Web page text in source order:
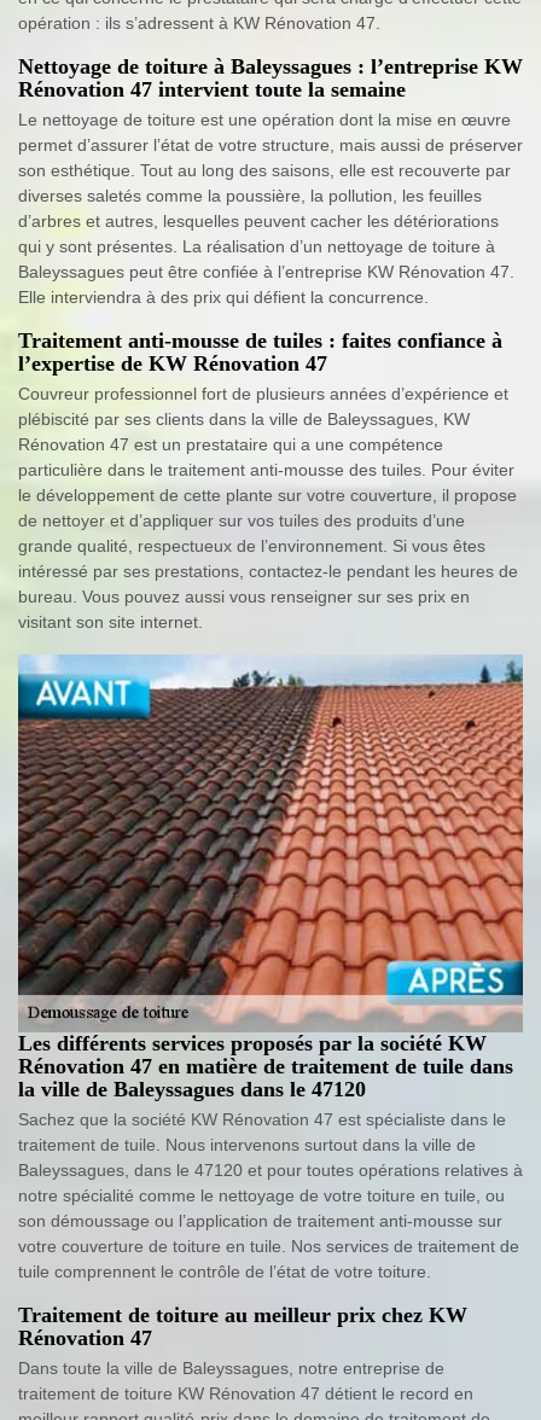
opération : ils s’adressent à KW Rénovation 47.
Nettoyage de toiture à Baleyssagues : l’entreprise KW
Rénovation 47 intervient toute la semaine
Le nettoyage de toiture est une opération dont la mise en œuvre
permet d’assurer l’état de votre structure, mais aussi de préserver
son esthétique. Tout au long des saisons, elle est recouverte par
diverses saletés comme la poussière, la pollution, les feuilles
d’arbres et autres, lesquelles peuvent cacher les détériorations
qui y sont présentes. La réalisation d’un nettoyage de toiture à
Baleyssagues peut être confiée à l’entreprise KW Rénovation 47.
Elle interviendra à des prix qui défient la concurrence.
Traitement anti-mousse de tuiles : faites confiance à
l’expertise de KW Rénovation 47
Couvreur professionnel fort de plusieurs années d’expérience et
plébiscité par ses clients dans la ville de Baleyssagues, KW
Rénovation 47 est un prestataire qui a une compétence
particulière dans le traitement anti-mousse des tuiles. Pour éviter
le développement de cette plante sur votre couverture, il propose
de nettoyer et d’appliquer sur vos tuiles des produits d’une
grande qualité, respectueux de l’environnement. Si vous êtes
intéressé par ses prestations, contactez-le pendant les heures de
bureau. Vous pouvez aussi vous renseigner sur ses prix en
visitant son site internet.
Les différents services proposés par la société KW
Rénovation 47 en matière de traitement de tuile dans
la ville de Baleyssagues dans le 47120
Sachez que la société KW Rénovation 47 est spécialiste dans le
traitement de tuile. Nous intervenons surtout dans la ville de
Baleyssagues, dans le 47120 et pour toutes opérations relatives à
notre spécialité comme le nettoyage de votre toiture en tuile, ou
son démoussage ou l’application de traitement anti-mousse sur
votre couverture de toiture en tuile. Nos services de traitement de
tuile comprennent le contrôle de l’état de votre toiture.
Traitement de toiture au meilleur prix chez KW
Rénovation 47
Dans toute la ville de Baleyssagues, notre entreprise de
traitement de toiture KW Rénovation 47 détient le record en